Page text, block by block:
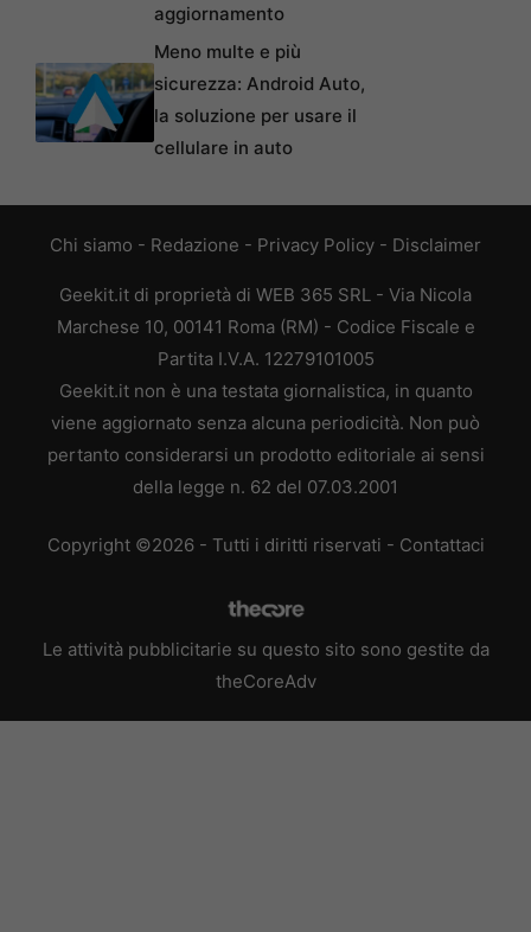
aggiornamento
Meno multe e più
sicurezza: Android Auto,
la soluzione per usare il
cellulare in auto
Chi siamo - Redazione - Privacy Policy - Disclaimer
Geekit.it di proprietà di WEB 365 SRL - Via Nicola
Marchese 10, 00141 Roma (RM) - Codice Fiscale e
Partita I.V.A. 12279101005
Geekit.it non è una testata giornalistica, in quanto
viene aggiornato senza alcuna periodicità. Non può
pertanto considerarsi un prodotto editoriale ai sensi
della legge n. 62 del 07.03.2001
Copyright ©2026 - Tutti i diritti riservati - Contattaci
Le attività pubblicitarie su questo sito sono gestite da
theCoreAdv